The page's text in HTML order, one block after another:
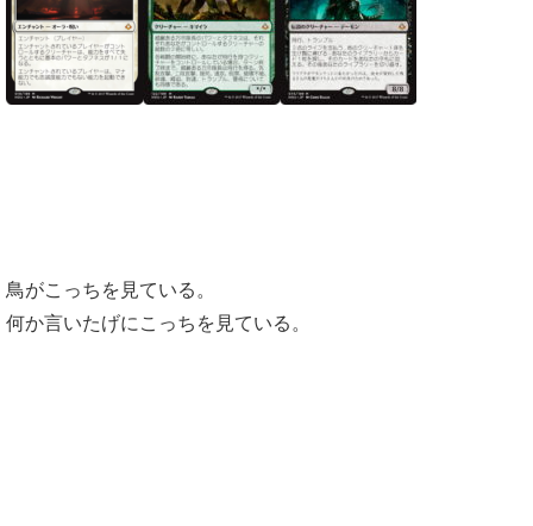
鳥がこっちを見ている。
何か言いたげにこっちを見ている。